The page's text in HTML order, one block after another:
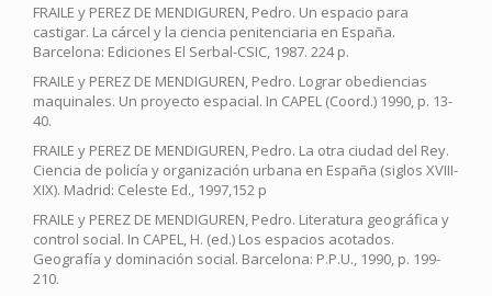
FRAILE y PEREZ DE MENDIGUREN, Pedro. Un espacio para
castigar. La cárcel y la ciencia penitenciaria en España.
Barcelona: Ediciones El Serbal-CSIC, 1987. 224 p.
FRAILE y PEREZ DE MENDIGUREN, Pedro. Lograr obediencias
maquinales. Un proyecto espacial. In CAPEL (Coord.) 1990, p. 13-
40.
FRAILE y PEREZ DE MENDIGUREN, Pedro. La otra ciudad del Rey.
Ciencia de policía y organización urbana en España (siglos XVIII-
XIX). Madrid: Celeste Ed., 1997,152 p
FRAILE y PEREZ DE MENDIGUREN, Pedro. Literatura geográfica y
control social. In CAPEL, H. (ed.) Los espacios acotados.
Geografía y dominación social. Barcelona: P.P.U., 1990, p. 199-
210.